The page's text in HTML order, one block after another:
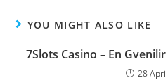
YOU MIGHT ALSO LIKE
7Slots Casino – En
28